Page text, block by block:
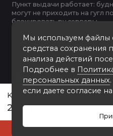
0
2150 руб
Мы используем файлы
средства сохранения
анализа действий
Подробнее в
персональных данных
если даете согласие
Пункт выдачи работает:
могут не приходить на гугл
блокировать ру серверы